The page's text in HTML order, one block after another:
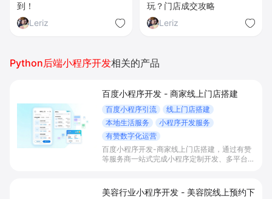
到！
Leriz
玩？门店成交攻略
Leriz
Python后端小程序开发相关的产品
百度小程序开发 - 商家线上门店搭建
百度小程序引流
线上门店搭建
本地生活服务
小程序开发服务
有赞数字化运营
百度小程序开发-商家线上门店搭建，通过有赞
等服务商一站式完成小程序定制开发、多平台联
提升到店与下单转化。
美容行业小程序开发 - 美容院线上预约下